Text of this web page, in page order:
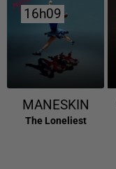
16h09
16h09
MANESKIN
The Loneliest